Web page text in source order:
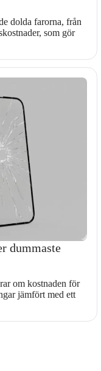
dolda farorna, från
som gör
dummaste
om kostnaden för
jämfört med ett